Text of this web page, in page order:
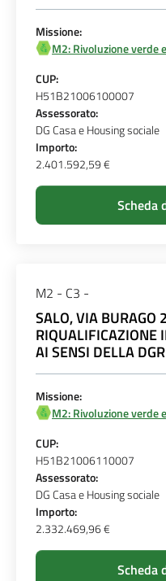
Missione:
M2: Rivoluzione verde
CUP:
H51B21006100007
Assessorato:
DG Casa e Housing sociale
Importo:
2.401.592,59 €
Scheda
M2 - C3 -
SALO, VIA BURAGO
RIQUALIFICAZIONE
AI SENSI DELLA
Missione:
M2: Rivoluzione verde
CUP:
H51B21006110007
Assessorato:
DG Casa e Housing sociale
Importo:
2.332.469,96 €
Scheda